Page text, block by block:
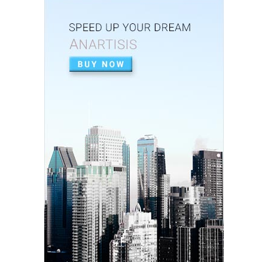
Feb 26, 2026
UNCATEGORIZED
Perkuat Sinergi, Pemkab Banjar Gelar Rakor
TP3S untuk Perta...